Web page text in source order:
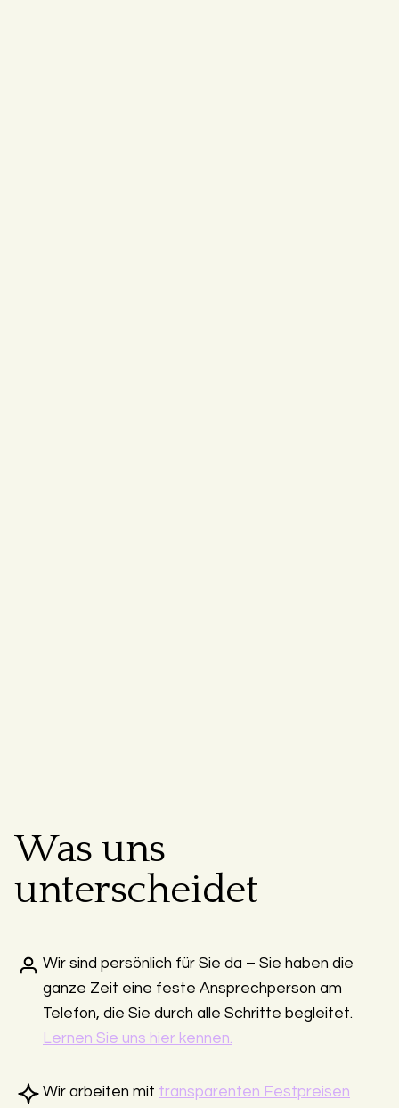
Was uns
unterscheidet
Wir sind persönlich für Sie da – Sie haben die
ganze Zeit eine feste Ansprechperson am
Telefon, die Sie durch alle Schritte begleitet.
Lernen Sie uns hier kennen.
Wir arbeiten mit transparenten Festpreisen